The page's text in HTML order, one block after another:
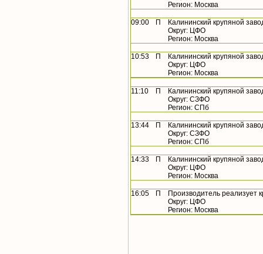
Регион: Москва
09:00 П
Калининский крупяной
Округ: ЦФО
Регион: Москва
10:53 П
Калининский крупяной
Округ: ЦФО
Регион: Москва
11:10 П
Калининский крупяной
Округ: СЗФО
Регион: СПб
13:44 П
Калининский крупяной
Округ: СЗФО
Регион: СПб
14:33 П
Калининский крупяной
Округ: ЦФО
Регион: Москва
16:05 П
Производитель
Округ: ЦФО
Регион: Москва